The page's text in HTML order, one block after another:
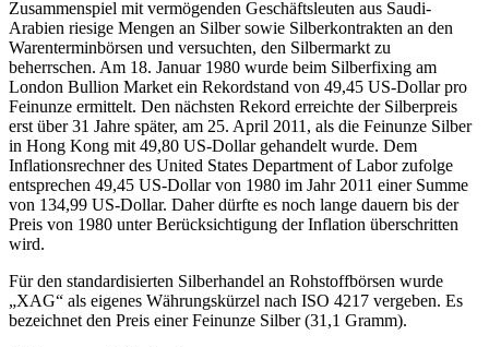
Zusammenspiel mit vermögenden Geschäftsleuten aus Saudi-
Arabien riesige Mengen an Silber sowie Silberkontrakten an den
Warenterminbörsen und versuchten, den Silbermarkt zu
beherrschen. Am 18. Januar 1980 wurde beim Silberfixing am
London Bullion Market ein Rekordstand von 49,45 US-Dollar pro
Feinunze ermittelt. Den nächsten Rekord erreichte der Silberpreis
erst über 31 Jahre später, am 25. April 2011, als die Feinunze Silber
in Hong Kong mit 49,80 US-Dollar gehandelt wurde. Dem
Inflationsrechner des United States Department of Labor zufolge
entsprechen 49,45 US-Dollar von 1980 im Jahr 2011 einer Summe
von 134,99 US-Dollar. Daher dürfte es noch lange dauern bis der
Preis von 1980 unter Berücksichtigung der Inflation überschritten
wird.
Für den standardisierten Silberhandel an Rohstoffbörsen wurde
„XAG“ als eigenes Währungskürzel nach ISO 4217 vergeben. Es
bezeichnet den Preis einer Feinunze Silber (31,1 Gramm).